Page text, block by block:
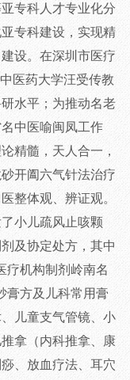
专科人才专业化分
专科建设，实现精
设。在深圳市医疗
医药大学汪受传教
水平；为推动名老
中医喻闽凤工作
精髓，天人合一，
开阖六气针法治疗
整体观、辨证观。
小儿疏风止咳颗
及协定处方，其中
疗机构制剂岭南名
膏方及儿科常用膏
儿童支气管镜、小
拿（内科推拿、康
、放血疗法、耳穴